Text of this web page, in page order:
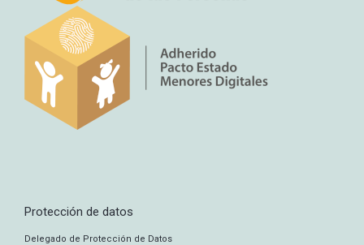
Protección de datos
Delegado de Protección de Datos